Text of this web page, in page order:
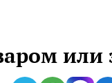
или